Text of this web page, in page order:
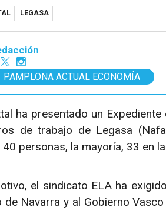
LEGASA
PAMPLONA ACTUAL ECONOMÍA
ha presentado un
de trabajo de Legasa
personas, la mayoría, 33 en
el sindicato ELA ha
de Navarra y al Gobierno